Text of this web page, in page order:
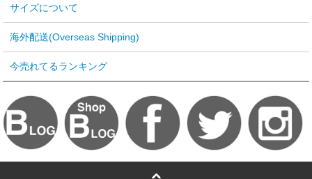
サイズについて
海外配送(Overseas Shipping)
今売れてるランキング